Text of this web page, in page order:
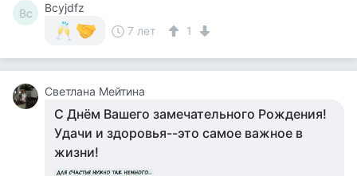
Bc
Bcyjdfz
7 лет
1
Светлана Мейтина
С Днём Вашего замечательного Рождения!
Удачи и здоровья--это самое важное в
жизни!